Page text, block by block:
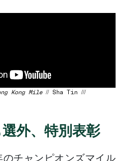
Kong Mile// Sha Tin ///
外、特別表彰
のチャンピオンズマイル